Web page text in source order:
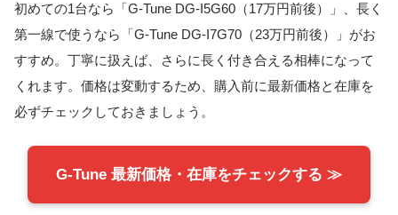
初めての1台なら「G-Tune DG-I5G60（17万円前後）」、長く
第一線で使うなら「G-Tune DG-I7G70（23万円前後）」がお
すすめ。丁寧に扱えば、さらに長く付き合える相棒になって
くれます。価格は変動するため、購入前に最新価格と在庫を
必ずチェックしておきましょう。
G-Tune 最新価格・在庫をチェックする ≫